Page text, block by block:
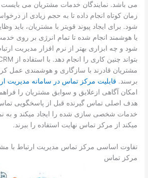
می ­باشد. نمایندگان خدمات مشتریان می­ بایست
زمان کوتاه انجام داده تا به حجم زیادی از
شود. برای ایجاد پیوند قوی­تر با مشتریان، باید
یا هوشمند انجام شده تا تمام انرژی بر روی
شود و چه ابزاری بهتر از نرم افزار مدیریت
مشتریان قادرند با سازگاری و هوشمندی عمل
برسند. قابلیت مرکز تماس در سامانه مدیریت
امکان آگاهی ازعلایق و سوابق مشتریان را
هدف اصلی تماس گیرنده قبل از پاسخگویی
خدمات شخصی سازی شده را ایجاد می­کند و به
می­کند از مرکز تماس نهایت استفاده را ببرند.
تفاوت اساسی مرکز تماس مدیریت ارتباط با
مرکز تماس